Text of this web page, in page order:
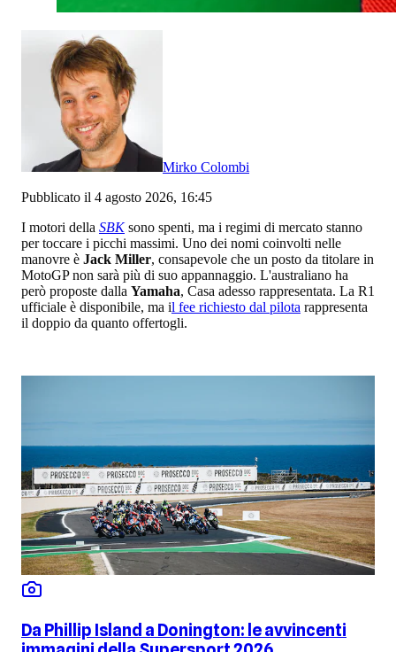
Mirko Colombi
Pubblicato il 4 agosto 2026, 16:45
I motori della SBK sono spenti, ma i regimi di mercato stanno
per toccare i picchi massimi. Uno dei nomi coinvolti nelle
manovre è Jack Miller, consapevole che un posto da titolare in
MotoGP non sarà più di suo appannaggio. L'australiano ha
però proposte dalla Yamaha, Casa adesso rappresentata. La R1
ufficiale è disponibile, ma il fee richiesto dal pilota rappresenta
il doppio da quanto offertogli.
Da Phillip Island a Donington: le avvincenti